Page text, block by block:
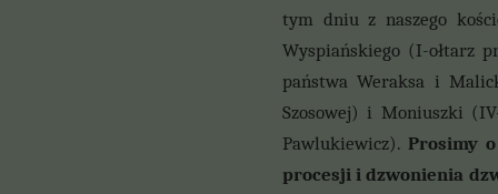
tym dniu z naszego
Wyspiańskiego (I-ołtarz
państwa Weraksa i
Szosowej) i Moniuszki
Pawlukiewicz). Prosimy
procesji i dzwonienia